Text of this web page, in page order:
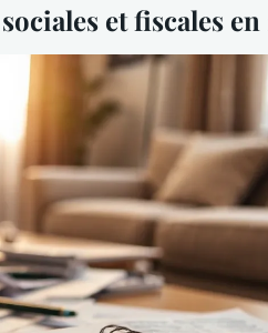
et fiscales en